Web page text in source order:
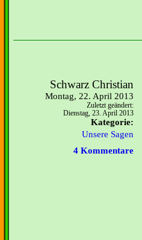
Schwarz Christian
Montag, 22. April 2013
Zuletzt geändert:
Dienstag, 23. April 2013
Kategorie:
Unsere Sagen
4 Kommentare